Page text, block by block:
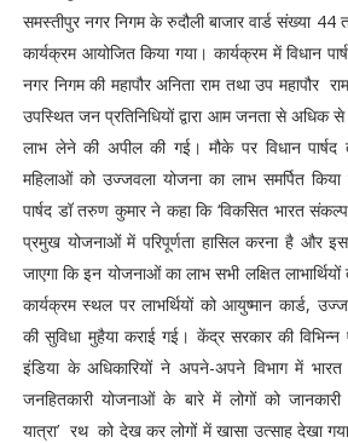
समस्तीपुर नगर निगम के रुदौली बाजार वार्ड संख्या
कार्यक्रम आयोजित किया गया। कार्यक्रम में विधान
नगर निगम की महापौर अनिता राम तथा उप महापौर
उपस्थित जन प्रतिनिधियों द्वारा आम जनता से
लाभ लेने की अपील की गई। मौके पर विधान पार्षद
महिलाओं को उज्जवला योजना का लाभ समर्पित
पार्षद डॉ तरुण कुमार ने कहा कि ‘विकसित भारत संकल्प
प्रमुख योजनाओं में परिपूर्णता हासिल करना है और
जाएगा कि इन योजनाओं का लाभ सभी लक्षित
कार्यक्रम स्थल पर लाभर्थियों को आयुष्मान कार्ड,
की सुविधा मुहैया कराई गई। केंद्र सरकार की
इंडिया के अधिकारियों ने अपने-अपने विभाग में भारत
जनहितकारी योजनाओं के बारे में लोगों को
यात्रा’ रथ को देख कर लोगों में खासा उत्साह देखा